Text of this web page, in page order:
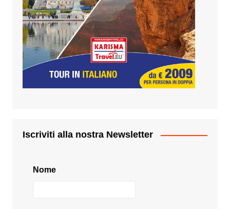
Iscriviti alla nostra Newsletter
Nome